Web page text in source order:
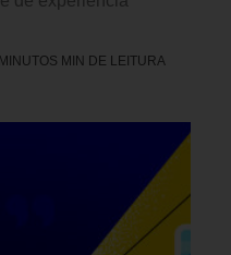
MIN DE LEITURA